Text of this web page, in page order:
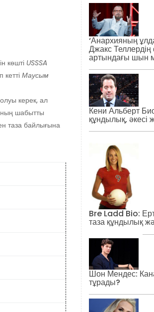
көшті USSSA
Маусым
керек, ал
шабытты
таза байлығына
‘Анархияның
Джакс
артындағы шын
Кени Альберт
құндылық, әкесі
Bre Ladd Bio:
таза құндылық
Шон Мендес:
тұрады?